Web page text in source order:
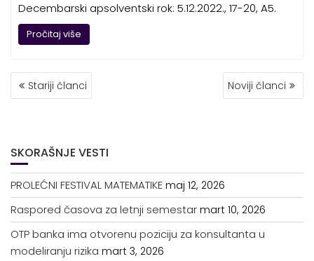
Decembarski apsolventski rok: 5.12.2022., 17-20, A5.
Pročitaj više
KRETANJE
ČLANAKA
Stariji članci Noviji članci
SKORAŠNJE VESTI
PROLEĆNI FESTIVAL MATEMATIKE maj 12, 2026
Raspored časova za letnji semestar mart 10, 2026
OTP banka ima otvorenu poziciju za konsultanta u
modeliranju rizika mart 3, 2026